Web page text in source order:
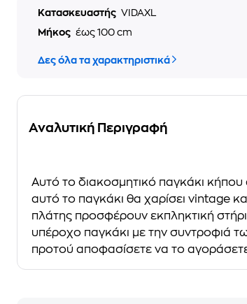
Κατασκευαστής VIDAXL
Μήκος έως 100 cm
Δες όλα τα χαρακτηριστικά
Αναλυτική Περιγραφή
Αυτό το διακοσμητικό παγκάκι κήπου
αυτό το παγκάκι θα χαρίσει vintage
πλάτης προσφέρουν εκπληκτική
υπέροχο παγκάκι με την συντροφιά
προτού αποφασίσετε να το